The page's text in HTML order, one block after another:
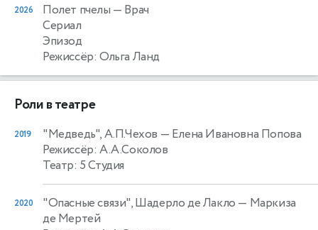
2026 Полет пчелы — Врач
Сериал
Эпизод
Режиссёр: Ольга Ланд
Роли в театре
2019 "Медведь", А.П.Чехов — Елена Ивановна Попова
Режиссёр: А.А.Соколов
Театр: 5 Студия
2020 "Опасные связи", Шадерло де Лакло — Маркиза
де Мертей